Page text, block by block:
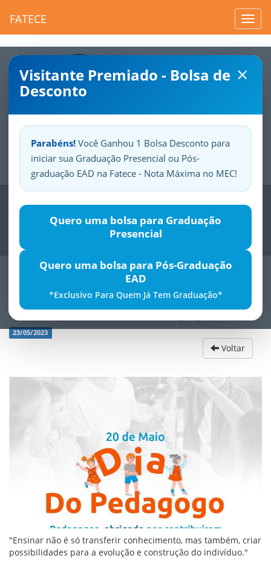
FATECE
×
Visitante Premiado - Bolsa de
Desconto
Parabéns! Você Ganhou 1 Bolsa Desconto para
iniciar sua Graduação Presencial ou Pós-
graduação EAD na Fatece - Nota Máxima no MEC!
Quero uma bolsa para Graduação
Presencial
Quero uma bolsa para Pós-Graduação
EAD
*Exclusivo Para Quem Já Tem Graduação*
SuaFatece.Seuorgulho.
Previous
20 de Maio - Dia do Pedagogo
23/05/2023
Voltar
"Ensinar não é só transferir conhecimento, mas também, criar
possibilidades para a evolução e construção do indivíduo."